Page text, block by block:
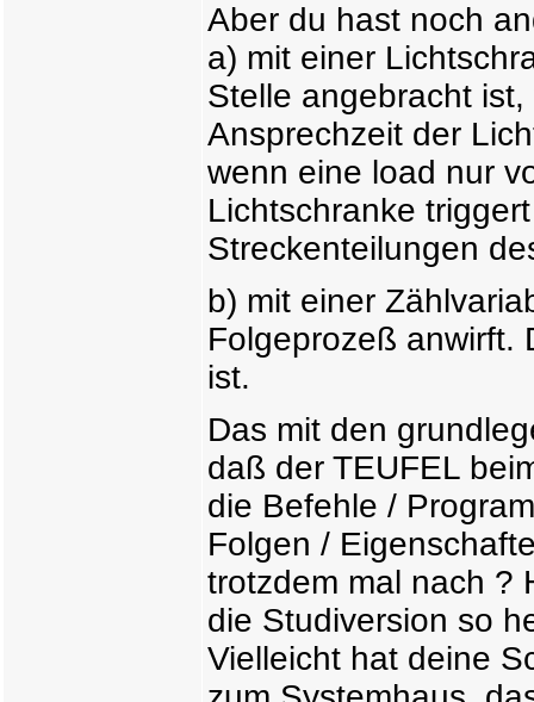
Aber du hast noch
a) mit einer
Stelle angebracht
Ansprechzeit der
wenn eine load nur
Lichtschranke
Streckenteilungen
b) mit einer
Folgeprozeß anwirft.
ist.
Das mit den
daß der TEUFEL
die Befehle /
Folgen /
trotzdem mal nach ?
die Studiversion so
Vielleicht hat deine